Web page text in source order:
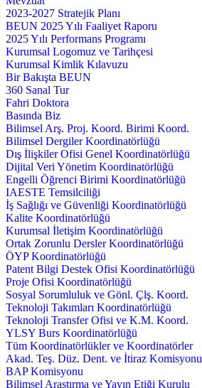
2023-2027 Stratejik Planı
BEUN 2025 Yılı Faaliyet Raporu
2025 Yılı Performans Programı
Kurumsal Logomuz ve Tarihçesi
Kurumsal Kimlik Kılavuzu
Bir Bakışta BEUN
360 Sanal Tur
Fahri Doktora
Basında Biz
Bilimsel Arş. Proj. Koord. Birimi Koord.
Bilimsel Dergiler Koordinatörlüğü
Dış İlişkiler Ofisi Genel Koordinatörlüğü
Dijital Veri Yönetim Koordinatörlüğü
Engelli Öğrenci Birimi Koordinatörlüğü
IAESTE Temsilciliği
İş Sağlığı ve Güvenliği Koordinatörlüğü
Kalite Koordinatörlüğü
Kurumsal İletişim Koordinatörlüğü
Ortak Zorunlu Dersler Koordinatörlüğü
ÖYP Koordinatörlüğü
Patent Bilgi Destek Ofisi Koordinatörlüğü
Proje Ofisi Koordinatörlüğü
Sosyal Sorumluluk ve Gönl. Çlş. Koord.
Teknoloji Takımları Koordinatörlüğü
Teknoloji Transfer Ofisi ve K.M. Koord.
YLSY Burs Koordinatörlüğü
Tüm Koordinatörlükler ve Koordinatörler
Akad. Teş. Düz. Dent. ve İtiraz Komisyonu
BAP Komisyonu
Bilimsel Araştırma ve Yayın Etiği Kurulu